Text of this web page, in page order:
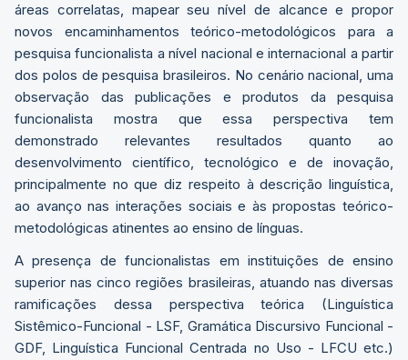
áreas correlatas, mapear seu nível de alcance e propor
novos encaminhamentos teórico-metodológicos para a
pesquisa funcionalista a nível nacional e internacional a partir
dos polos de pesquisa brasileiros. No cenário nacional, uma
observação das publicações e produtos da pesquisa
funcionalista mostra que essa perspectiva tem
demonstrado relevantes resultados quanto ao
desenvolvimento científico, tecnológico e de inovação,
principalmente no que diz respeito à descrição linguística,
ao avanço nas interações sociais e às propostas teórico-
metodológicas atinentes ao ensino de línguas.
A presença de funcionalistas em instituições de ensino
superior nas cinco regiões brasileiras, atuando nas diversas
ramificações dessa perspectiva teórica (Linguística
Sistêmico-Funcional - LSF, Gramática Discursivo Funcional -
GDF, Linguística Funcional Centrada no Uso - LFCU etc.)